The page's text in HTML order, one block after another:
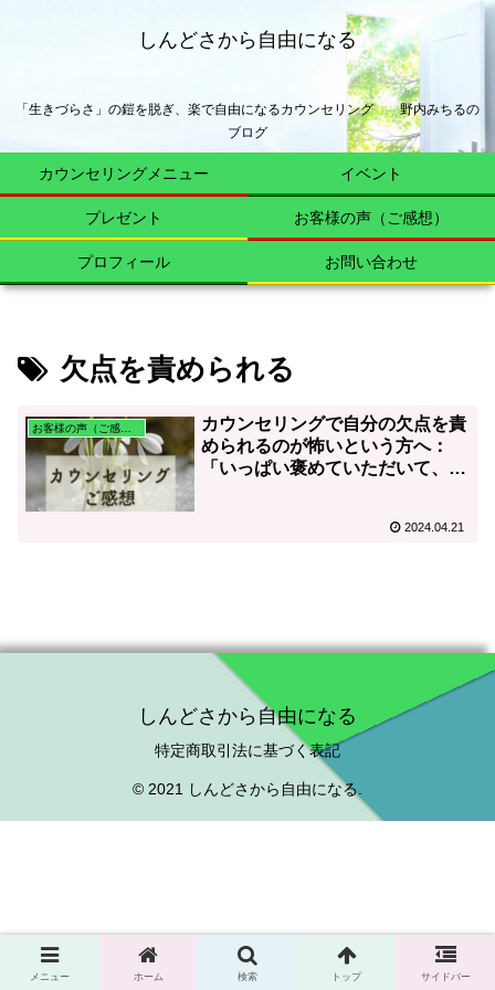
しんどさから自由になる
「生きづらさ」の鎧を脱ぎ、楽で自由になるカウンセリング 野内みちるの
ブログ
カウンセリングメニュー イベント
プレゼント お客様の声（ご感想）
プロフィール お問い合わせ
欠点を責められる
お客様の声（ご感想）
カウンセリングで自分の欠点を責
められるのが怖いという方へ：
「いっぱい褒めていただいて、自
た！」～カウンセリングのご感想
2024.04.21
しんどさから自由になる
特定商取引法に基づく表記
© 2021 しんどさから自由になる.
メニュー ホーム 検索 トップ サイドバー